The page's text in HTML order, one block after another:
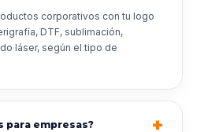
corporativos con tu logo
DTF, sublimación,
láser, según el tipo de
para empresas?